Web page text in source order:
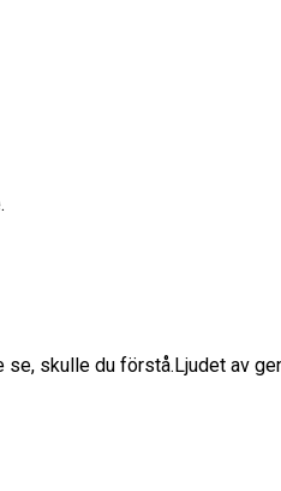
se, skulle du förstå.Ljudet av